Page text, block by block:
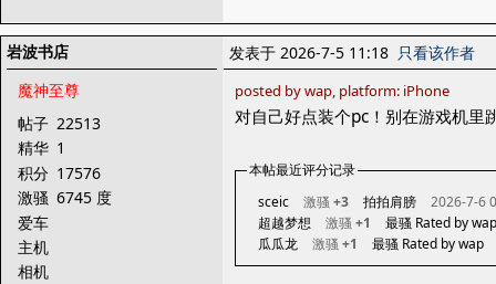
岩波书店
魔神至尊
帖子 22513
精华 1
积分 17576
激骚 6745 度
爱车
主机
相机
发表于 2026-7-5 11:18 只看该作者
posted by wap, platform: iPhone
对自己好点装个pc！别在游戏机里
本帖最近评分记录
sceic
激骚 +3 拍拍肩膀
2026-7-6
超越梦想
激骚 +1
最骚 Rated by wap
瓜瓜龙
激骚 +1 最骚 Rated by wap